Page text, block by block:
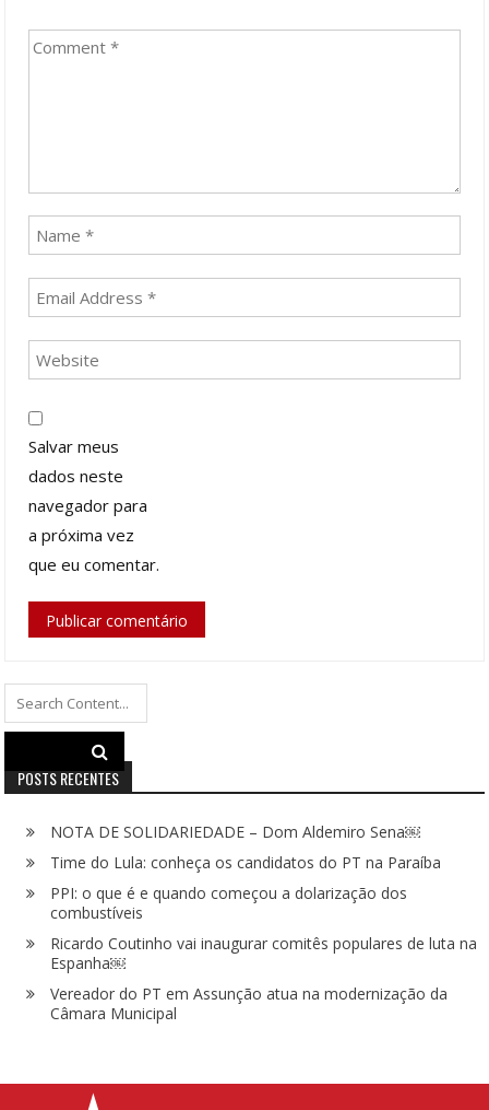
Salvar meus
dados neste
navegador para
a próxima vez
que eu comentar.
Search
for:
POSTS RECENTES
NOTA DE SOLIDARIEDADE – Dom Aldemiro Sena￼
Time do Lula: conheça os candidatos do PT na Paraíba
PPI: o que é e quando começou a dolarização dos
combustíveis
Ricardo Coutinho vai inaugurar comitês populares de luta na
Espanha￼
Vereador do PT em Assunção atua na modernização da
Câmara Municipal